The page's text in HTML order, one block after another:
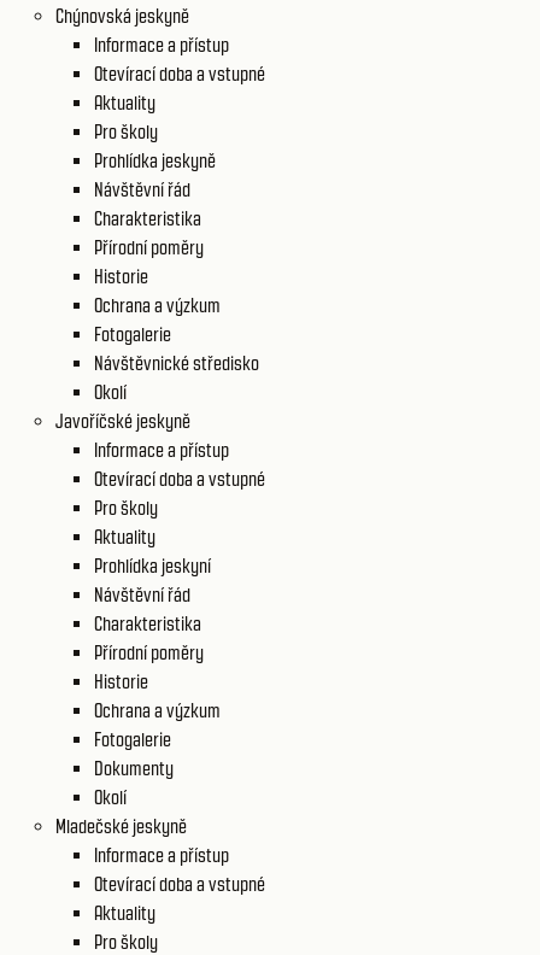
Chýnovská jeskyně
Informace a přístup
Otevírací doba a vstupné
Aktuality
Pro školy
Prohlídka jeskyně
Návštěvní řád
Charakteristika
Přírodní poměry
Historie
Ochrana a výzkum
Fotogalerie
Návštěvnické středisko
Okolí
Javoříčské jeskyně
Informace a přístup
Otevírací doba a vstupné
Pro školy
Aktuality
Prohlídka jeskyní
Návštěvní řád
Charakteristika
Přírodní poměry
Historie
Ochrana a výzkum
Fotogalerie
Dokumenty
Okolí
Mladečské jeskyně
Informace a přístup
Otevírací doba a vstupné
Aktuality
Pro školy